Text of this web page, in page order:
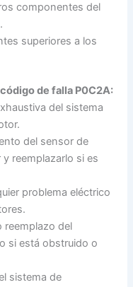
componentes del
superiores a los
de falla P0C2A:
del sistema
del sensor de
reemplazarlo si es
problema eléctrico
reemplazo del
si está obstruido o
sistema de